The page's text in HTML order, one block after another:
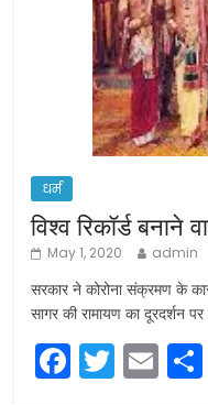
धर्म
विश्व रिकॉर्ड बनाने
May 1, 2020 admin
सरकार ने कोरोना संक्रमण के
सागर की रामायण का दूरदर्शन पर
F T E